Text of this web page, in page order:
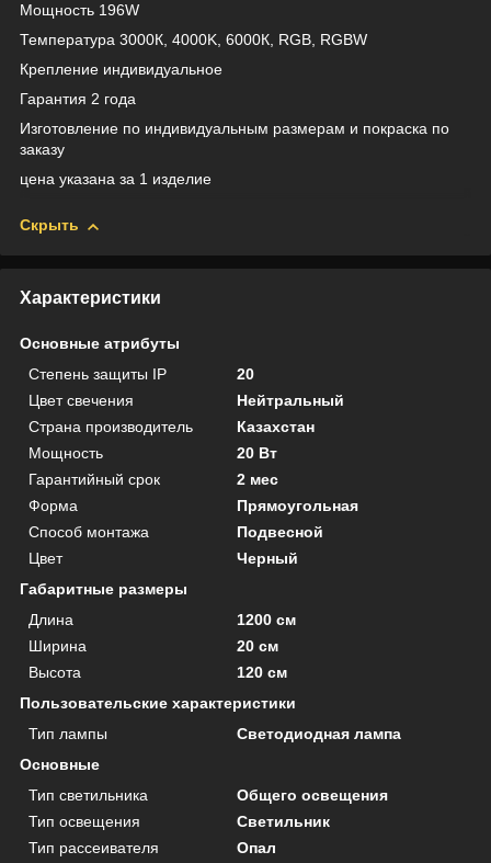
Мощность 196W
Температура 3000К, 4000K, 6000К, RGB, RGBW
Крепление индивидуальное
Гарантия 2 года
Изготовление по индивидуальным размерам и покраска по
заказу
цена указана за 1 изделие
Скрыть
Характеристики
Основные атрибуты
Степень защиты IP
20
Цвет свечения
Нейтральный
Страна производитель
Казахстан
Мощность
20 Вт
Гарантийный срок
2 мес
Форма
Прямоугольная
Способ монтажа
Подвесной
Цвет
Черный
Габаритные размеры
Длина
1200 см
Ширина
20 см
Высота
120 см
Пользовательские характеристики
Тип лампы
Светодиодная лампа
Основные
Тип светильника
Общего освещения
Тип освещения
Светильник
Тип рассеивателя
Опал